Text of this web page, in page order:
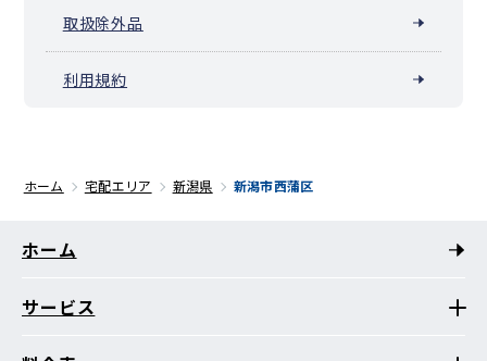
取扱除外品
利用規約
ホーム 宅配エリア 新潟県 新潟市西蒲区
ホーム
サービス